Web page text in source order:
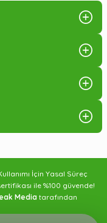
İçin Yasal Süreç
ile %100 güvende!
Media tarafından